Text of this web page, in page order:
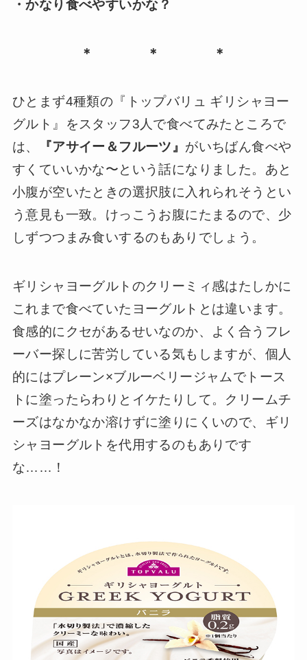
・かなり食べやすいかな？
＊ ＊ ＊
ひとまず4種類の『トップバリュ ギリシャヨー
グルト』をスタッフ3人で食べてみたところで
は、
『アサイー＆フルーツ』 がいちばん食べや
すくていいかな〜という話になりました。あと
小腹が空いたときの選択肢に入れられそうとい
う意見も一致。けっこうお腹にたまるので、少
しずつつまみ食いするのもありでしょう。
ギリシャヨーグルトのクリーミィ感はたしかに
これまで食べていたヨーグルトとは違います。
食感的にクセがあるせいなのか、よく合うフレ
ーバー探しに苦労している気もしますが、個人
的にはプレーン×ブルーベリージャムでトース
トに塗ったらわりとイケたりして。クリームチ
ーズはなかなか溶けずに塗りにくいので、ギリ
シャヨーグルトを代用するのもありです
な……！